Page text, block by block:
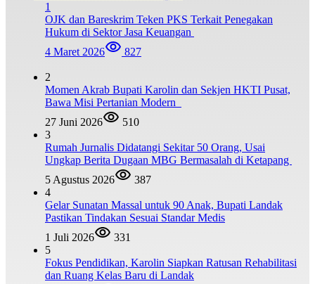
1
OJK dan Bareskrim Teken PKS Terkait Penegakan
Hukum di Sektor Jasa Keuangan
4 Maret 2026
827
2
Momen Akrab Bupati Karolin dan Sekjen HKTI Pusat,
Bawa Misi Pertanian Modern
27 Juni 2026
510
3
Rumah Jurnalis Didatangi Sekitar 50 Orang, Usai
Ungkap Berita Dugaan MBG Bermasalah di Ketapang
5 Agustus 2026
387
4
Gelar Sunatan Massal untuk 90 Anak, Bupati Landak
Pastikan Tindakan Sesuai Standar Medis
1 Juli 2026
331
5
Fokus Pendidikan, Karolin Siapkan Ratusan Rehabilitasi
dan Ruang Kelas Baru di Landak